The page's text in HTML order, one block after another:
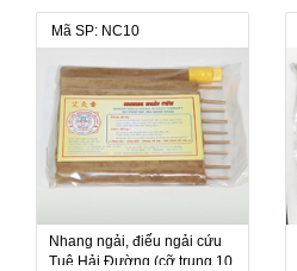
Mã SP: NC10
Nhang ngải, điếu ngải cứu
Tuệ Hải Đường (cỡ trung 10